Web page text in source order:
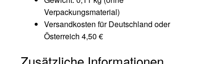
Verpackungsmaterial)
Versandkosten für Deutschland oder
Österreich 4,50 €